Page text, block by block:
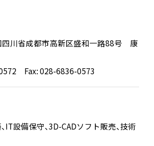
四川省成都市高新区盛和一路88号 康
Fax: 028-6836-0573
IT設備保守、3D-CADソフト販売、技術